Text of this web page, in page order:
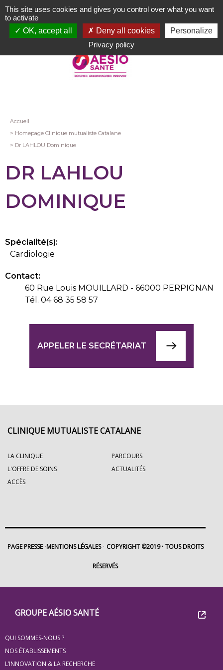
Aller
au
contenu
Fil
d'Ariane
Accueil
Homepage Clinique mutualiste Catalane
Dr LAHLOU Dominique
DR LAHLOU
DOMINIQUE
Spécialité(s):
Cardiologie
Contact:
60 Rue Louis MOUILLARD - 66000 PERPIGNAN
Tél. 04 68 35 58 57
APPELER LE SECRÉTARIAT
Groupe
Eovi
pour
GROUPE AÉSIO SANTÉ
QUI SOMMES-NOUS ?
NOS ÉTABLISSEMENTS
L’INNOVATION & LA RECHERCHE
CLINIQUE MUTUALISTE CATALANE
LA CLINIQUE
PARCOURS
L'OFFRE DE SOINS
ACTUALITÉS
ACCÈS
PAGE PRESSE MENTIONS LÉGALES COPYRIGHT ©2019 TOUS DROITS
RÉSERVÉS
This site uses cookies and gives you control over what you want
to activate
OK, accept all
Deny all cookies
Personalize
Privacy policy